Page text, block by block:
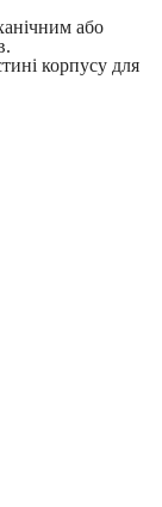
або
корпусу для